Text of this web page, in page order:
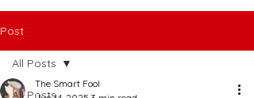
Post
All Posts
All Posts
The Smart Fool